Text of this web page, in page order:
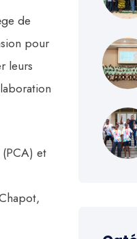
de
pour
leurs
et